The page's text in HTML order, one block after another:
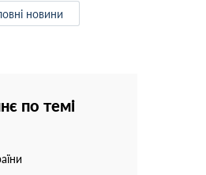
новини
по темі